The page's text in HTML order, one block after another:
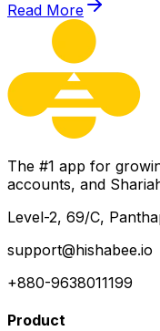
Read More
The #1 app for
accounts, and
Level-2, 69/C,
support@hishabee.io
+880-9638011199
Product